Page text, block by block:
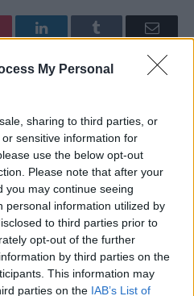
My Personal
sharing to third parties, or
sensitive information for
use the below opt-out
Please note that after your
you may continue seeing
personal information utilized by
to third parties prior to
opt-out of the further
by third parties on the
This information may
parties on the IAB’s List of
LinkedInTumblr Email
Φάμελλος: Προφανές το
σχέδιο του κ. Μητσοτάκη να
ιδιωτικοποιήσει και τη ΔΕΘ-
HELEXPO